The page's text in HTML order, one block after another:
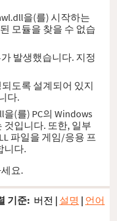
을(를) 시작하는
모듈을 찾을 수 없습
발생했습니다. 지정
도록 설계되어 있지
다.
(를) PC의 Windows
입니다. 또한, 일부
파일을 게임/응용 프
니다.
요.
기준: 버전 | 설명 | 언어